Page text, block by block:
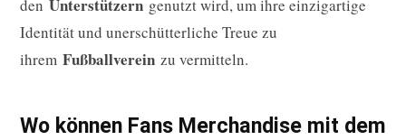
den Unterstützern genutzt wird, um ihre einzigartige
Identität und unerschütterliche Treue zu
ihrem Fußballverein zu vermitteln.
Wo können Fans Merchandise mit dem